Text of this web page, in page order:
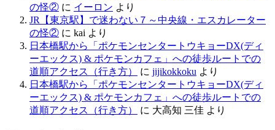
の怪② に イーロン より
JR【東京駅】で迷わない７～中央線・エスカレーター
の怪② に kai より
日本橋駅から「ポケモンセンタートウキョーDX(ディ
ーエックス) & ポケモンカフェ」への徒歩ルートでの
道順アクセス（行き方）
に jijikokkoku より
日本橋駅から「ポケモンセンタートウキョーDX(ディ
ーエックス) & ポケモンカフェ」への徒歩ルートでの
道順アクセス（行き方）
に 大高知 三佳 より